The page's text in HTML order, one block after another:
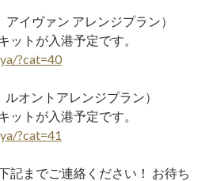
イヴァン アレンジプラン）
トが入港予定です。
?cat=40
オントアレンジプラン）
トが入港予定です。
?cat=41
記までご連絡ください！ お待ち